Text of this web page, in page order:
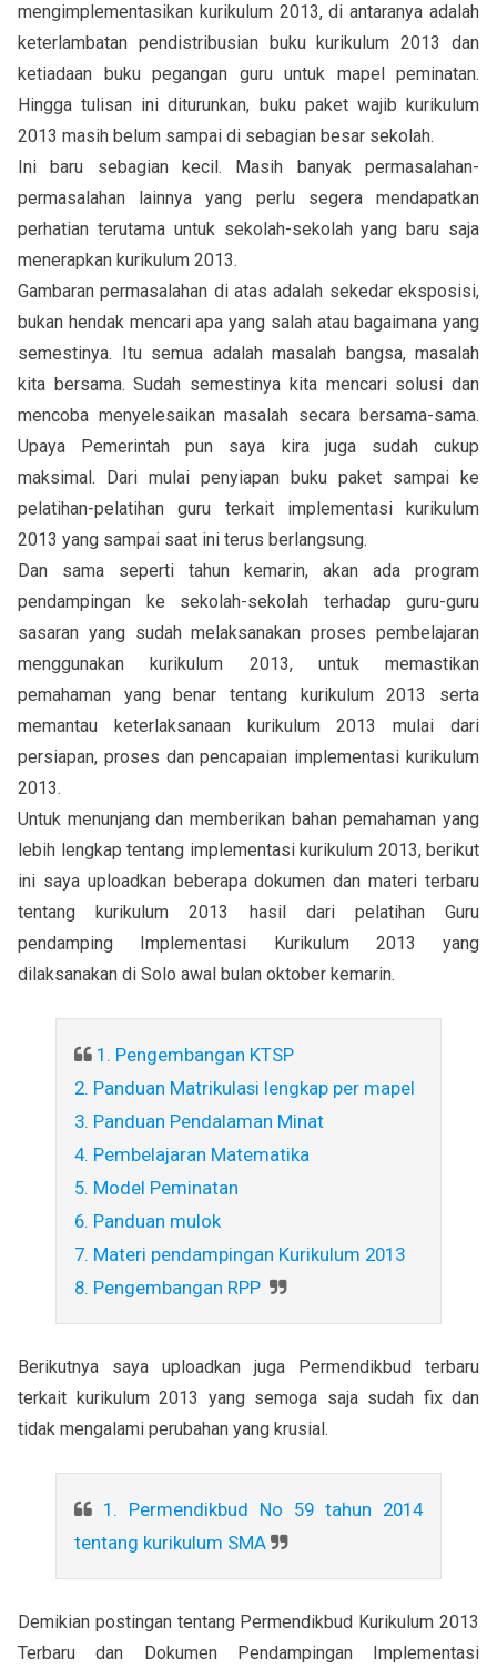
mengimplementasikan kurikulum 2013, di antaranya adalah
keterlambatan pendistribusian buku kurikulum 2013 dan
ketiadaan buku pegangan guru untuk mapel peminatan.
Hingga tulisan ini diturunkan, buku paket wajib kurikulum
2013 masih belum sampai di sebagian besar sekolah.
Ini baru sebagian kecil. Masih banyak permasalahan-
permasalahan lainnya yang perlu segera mendapatkan
perhatian terutama untuk sekolah-sekolah yang baru saja
menerapkan kurikulum 2013.
Gambaran permasalahan di atas adalah sekedar eksposisi,
bukan hendak mencari apa yang salah atau bagaimana yang
semestinya. Itu semua adalah masalah bangsa, masalah
kita bersama. Sudah semestinya kita mencari solusi dan
mencoba menyelesaikan masalah secara bersama-sama.
Upaya Pemerintah pun saya kira juga sudah cukup
maksimal. Dari mulai penyiapan buku paket sampai ke
pelatihan-pelatihan guru terkait implementasi kurikulum
2013 yang sampai saat ini terus berlangsung.
Dan sama seperti tahun kemarin, akan ada program
pendampingan ke sekolah-sekolah terhadap guru-guru
sasaran yang sudah melaksanakan proses pembelajaran
menggunakan kurikulum 2013, untuk memastikan
pemahaman yang benar tentang kurikulum 2013 serta
memantau keterlaksanaan kurikulum 2013 mulai dari
persiapan, proses dan pencapaian implementasi kurikulum
2013.
Untuk menunjang dan memberikan bahan pemahaman yang
lebih lengkap tentang implementasi kurikulum 2013, berikut
ini saya uploadkan beberapa dokumen dan materi terbaru
tentang kurikulum 2013 hasil dari pelatihan Guru
pendamping Implementasi Kurikulum 2013 yang
dilaksanakan di Solo awal bulan oktober kemarin.
1. Pengembangan KTSP
2. Panduan Matrikulasi lengkap per mapel
3. Panduan Pendalaman Minat
4. Pembelajaran Matematika
5. Model Peminatan
6. Panduan mulok
7. Materi pendampingan Kurikulum 2013
8. Pengembangan RPP
Berikutnya saya uploadkan juga Permendikbud terbaru
terkait kurikulum 2013 yang semoga saja sudah fix dan
tidak mengalami perubahan yang krusial.
1. Permendikbud No 59 tahun 2014
tentang kurikulum SMA
Demikian postingan tentang Permendikbud Kurikulum 2013
Terbaru dan Dokumen Pendampingan Implementasi